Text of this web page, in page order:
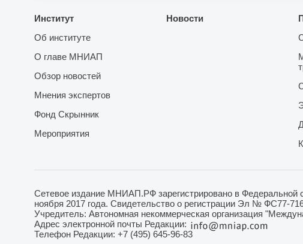
Институт
Об институте
О главе МНИАП
Обзор новостей
Мнения экспертов
Фонд Скрынник
Мероприятия
Новости
Сетевое издание МНИАП.РФ зарегистрировано в Федеральной
ноября 2017 года. Свидетельство о регистрации Эл № ФС77-
Учредитель: Автономная некоммерческая организация
Адрес электронной почты Редакции:
Телефон Редакции: +7 (495) 645-96-83